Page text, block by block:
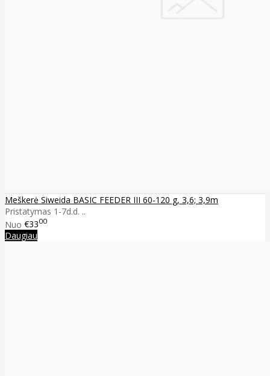
Meškerė Siweida BASIC FEEDER III 60-120 g, 3,6; 3,9m
Pristatymas 1-7d.d. ..
Nuo €3300
Daugiau